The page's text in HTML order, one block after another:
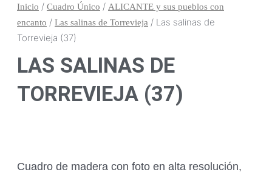
Inicio / Cuadro Único / ALICANTE y sus pueblos con
encanto / Las salinas de Torrevieja / Las salinas de
Torrevieja (37)
LAS SALINAS DE
TORREVIEJA (37)
Cuadro de madera con foto en alta resolución,